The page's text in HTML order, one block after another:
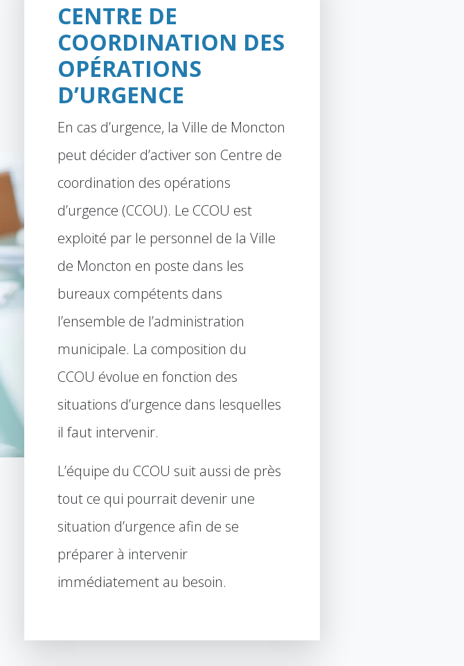
CENTRE DE
COORDINATION DES
OPÉRATIONS
D’URGENCE
En cas d’urgence, la Ville de Moncton
peut décider d’activer son Centre de
coordination des opérations
d’urgence (CCOU). Le CCOU est
exploité par le personnel de la Ville
de Moncton en poste dans les
bureaux compétents dans
l’ensemble de l’administration
municipale. La composition du
CCOU évolue en fonction des
situations d’urgence dans lesquelles
il faut intervenir.
L’équipe du CCOU suit aussi de près
tout ce qui pourrait devenir une
situation d’urgence afin de se
préparer à intervenir
immédiatement au besoin.